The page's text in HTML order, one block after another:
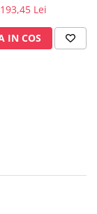
Lei
IN COS